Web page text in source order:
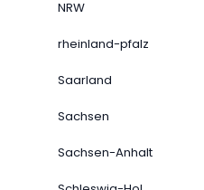
NRW
rheinland-pfalz
Saarland
Sachsen
Sachsen-Anhalt